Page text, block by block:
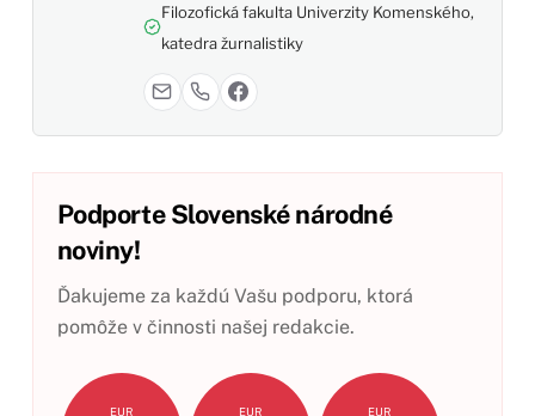
Filozofická fakulta Univerzity Komenského,
katedra žurnalistiky
Podporte Slovenské národné
noviny!
Ďakujeme za každú Vašu podporu, ktorá
pomôže v činnosti našej redakcie.
EUR EUR EUR